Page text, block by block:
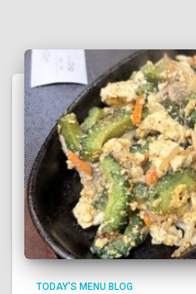
TODAY'S MENU BLOG